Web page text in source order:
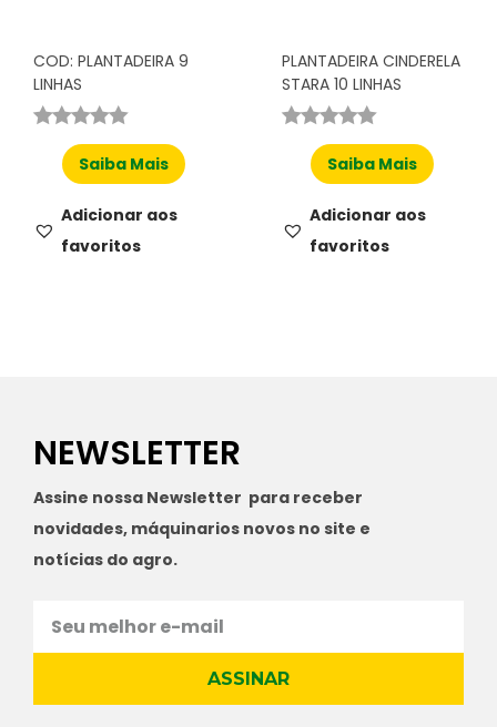
COD: PLANTADEIRA 9
LINHAS
Saiba Mais
Adicionar aos
favoritos
PLANTADEIRA CINDERELA
STARA 10 LINHAS
Saiba Mais
Adicionar aos
favoritos
NEWSLETTER
Assine nossa Newsletter para receber
novidades, máquinarios novos no site e
notícias do agro.
ASSINAR